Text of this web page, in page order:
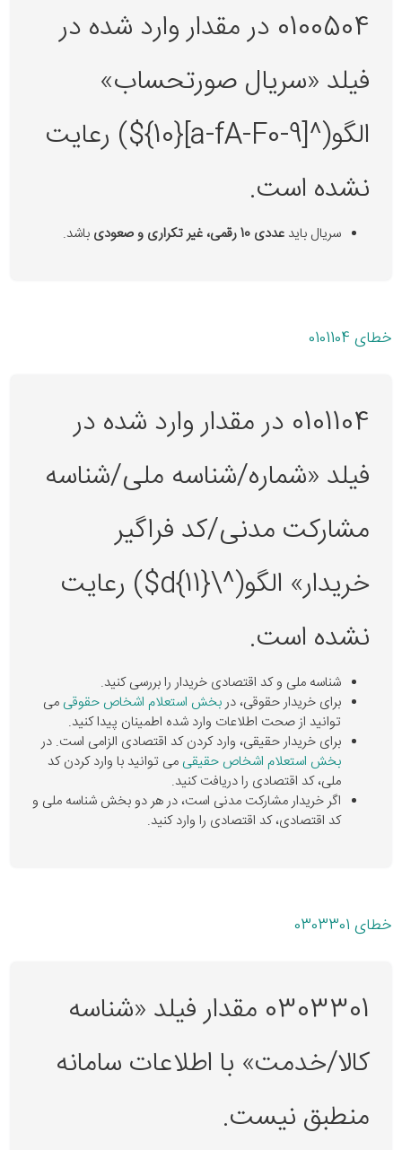
0100504 در مقدار وارد شده در
فیلد «سریال صورتحساب»
الگو(^[a-fA-F0-9]{10}$) رعایت
نشده است.
سریال باید عددی 10 رقمی، غیر تکراری و صعودی باشد.
خطای 0101104
0101104 در مقدار وارد شده در
فیلد «شماره/شناسه ملی/شناسه
مشارکت مدنی/کد فراگیر
خریدار» الگو(^\d{11}$) رعایت
نشده است.
شناسه ملی و کد اقتصادی خریدار را بررسی کنید.
برای خریدار حقوقی، دربخش استعلام اشخاص حقوقی می
توانید از صحت اطلاعات وارد شده اطمینان پیدا کنید.
برای خریدار حقیقی، وارد کردن کد اقتصادی الزامی است. در
بخش استعلام اشخاص حقیقی می توانید با وارد کردن کد
ملی، کد اقتصادی را دریافت کنید.
اگر خریدار مشارکت مدنی است، در هر دو بخش شناسه ملی و
کد اقتصادی، کد اقتصادی را وارد کنید.
خطای 0303301
0303301 مقدار فیلد «شناسه
کالا/خدمت» با اطلاعات سامانه
منطبق نیست.